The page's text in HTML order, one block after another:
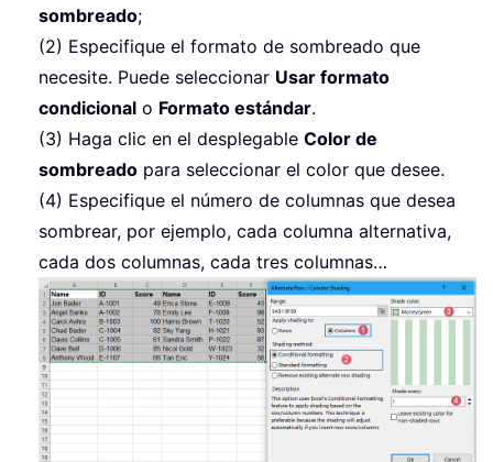
sombreado;
(2) Especifique el formato de sombreado que
necesite. Puede seleccionar Usar formato
condicional o Formato estándar.
(3) Haga clic en el desplegable Color de
sombreado para seleccionar el color que desee.
(4) Especifique el número de columnas que desea
sombrear, por ejemplo, cada columna alternativa,
cada dos columnas, cada tres columnas…